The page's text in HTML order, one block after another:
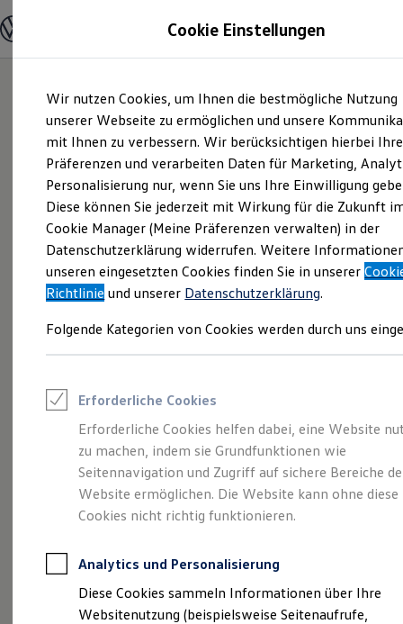
Hauptinhalt
springen
Footer
springen
Modelle und Konfigurator
Modelle vergleichen
Elektroautos
ENERGY Sondermodelle
Nutzfahrzeuge
SUV und CUV
Familienautos
Kombis
Kompaktwagen
Sportwagen
Schnell verfügbare Fahrzeuge
Angebote und Produkte
Aktuelle Angebote
E-Auto-Förderung
Volkswagen Marktplatz
Junge Gebrauchtwagen und Gebrauchtwagen
Saisonangebote
Leasing
Leasing-Angebote
Gebrauchtwagen Leasing
Junge Gebrauchtwagen-Leasing
Elektroauto Leasing
Kleinwagen-Leasing
Leasing ohne Anzahlung
Autokredit mit Schlussrate
Versicherungen und Garantien
Kfz-Versicherung
Restschuldversicherungen
So geht neu.
Entdecken Sie jetzt
den neuen ID.3 Neo!
Cookie Einstellungen
Wir nutzen Cookies, um Ihnen die bestmögliche Nutzung
unserer Webseite zu ermöglichen und unsere
mit Ihnen zu verbessern. Wir berücksichtigen hierbei Ihre
Präferenzen und verarbeiten Daten für Marketing,
Personalisierung nur, wenn Sie uns Ihre Einwilligung
Diese können Sie jederzeit mit Wirkung für die Zukunft
Cookie Manager (Meine Präferenzen verwalten) in der
Datenschutzerklärung widerrufen. Weitere
unseren eingesetzten Cookies finden Sie in unserer
Richtlinie und unserer Datenschutzerklärung.
Folgende Kategorien von Cookies werden durch uns
Erforderliche Cookies
Erforderliche Cookies helfen dabei, eine Website
zu machen, indem sie Grundfunktionen wie
Seitennavigation und Zugriff auf sichere Bereiche
Website ermöglichen. Die Website kann ohne diese
Cookies nicht richtig funktionieren.
Analytics und Personalisierung
Diese Cookies sammeln Informationen über Ihre
Websitenutzung (beispielsweise Seitenaufrufe,